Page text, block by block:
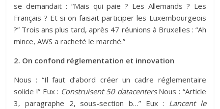
se demandait : “Mais qui paie ? Les Allemands ? Les
Français ? Et si on faisait participer les Luxembourgeois
?” Trois ans plus tard, après 47 réunions à Bruxelles : “Ah
mince, AWS a racheté le marché.”
2. On confond réglementation et innovation
Nous : “Il faut d’abord créer un cadre réglementaire
solide !” Eux : Construisent 50 datacentersNous : “Article
3, paragraphe 2, sous-section b…” Eux : Lancent le